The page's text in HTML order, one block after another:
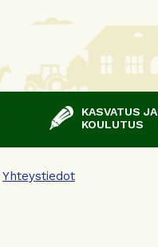
KASVATUS JA
KOULUTUS
Yhteystiedot